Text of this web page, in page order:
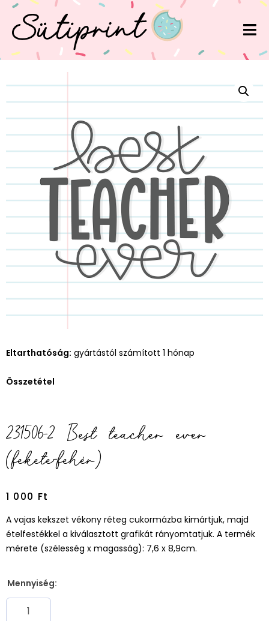
Eltarthatóság: gyártástól számított 1 hónap
Összetétel
231506-2 Best teacher ever
(fekete-fehér)
1 000 Ft
A vajas kekszet vékony réteg cukormázba kimártjuk, majd
ételfestékkel a kiválasztott grafikát rányomtatjuk. A termék
mérete (szélesség x magasság): 7,6 x 8,9cm.
Mennyiség: